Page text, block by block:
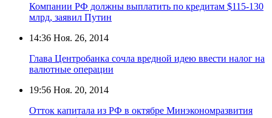
Компании РФ должны выплатить по кредитам $115-130
млрд, заявил Путин
14:36 Ноя. 26, 2014
Глава Центробанка сочла вредной идею ввести налог на
валютные операции
19:56 Ноя. 20, 2014
Отток капитала из РФ в октябре Минэкономразвития